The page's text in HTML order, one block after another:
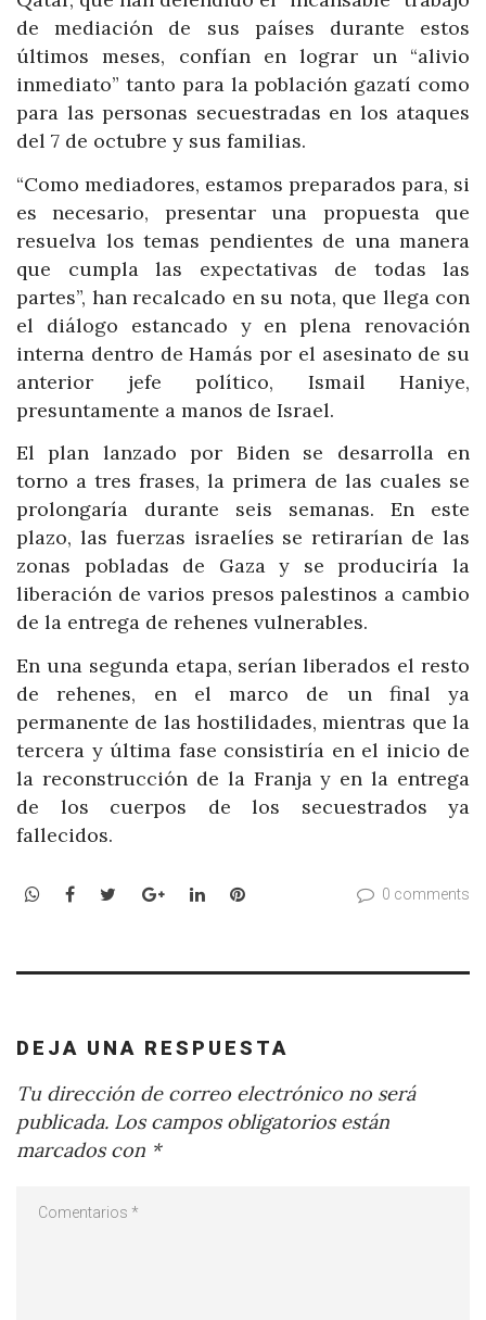
de mediación de sus países durante estos
últimos meses, confían en lograr un “alivio
inmediato” tanto para la población gazatí como
para las personas secuestradas en los ataques
del 7 de octubre y sus familias.
“Como mediadores, estamos preparados para, si
es necesario, presentar una propuesta que
resuelva los temas pendientes de una manera
que cumpla las expectativas de todas las
partes”, han recalcado en su nota, que llega con
el diálogo estancado y en plena renovación
interna dentro de Hamás por el asesinato de su
anterior jefe político, Ismail Haniye,
presuntamente a manos de Israel.
El plan lanzado por Biden se desarrolla en
torno a tres frases, la primera de las cuales se
prolongaría durante seis semanas. En este
plazo, las fuerzas israelíes se retirarían de las
zonas pobladas de Gaza y se produciría la
liberación de varios presos palestinos a cambio
de la entrega de rehenes vulnerables.
En una segunda etapa, serían liberados el resto
de rehenes, en el marco de un final ya
permanente de las hostilidades, mientras que la
tercera y última fase consistiría en el inicio de
la reconstrucción de la Franja y en la entrega
de los cuerpos de los secuestrados ya
fallecidos.
WhatsApp
Facebook
TwitterGoogle+LinkedInPinterest 0 comments
DEJA UNA RESPUESTA
Tu dirección de correo electrónico no será
publicada. Los campos obligatorios están
marcados con *